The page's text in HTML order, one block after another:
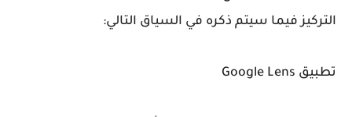
التركيز فيما سيتم ذكره في السياق التالي:
تطبيق Google Lens